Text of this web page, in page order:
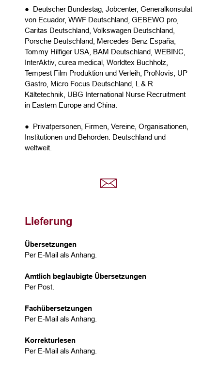
● Deutscher Bundestag, Jobcenter, Generalkonsulat
von Ecuador, WWF Deutschland, GEBEWO pro,
Caritas Deutschland, Volkswagen Deutschland,
Porsche Deutschland, Mercedes-Benz España,
Tommy Hilfiger USA, BAM Deutschland, WEBINC,
InterAktiv, curea medical, Worldtex Buchholz,
Tempest Film Produktion und Verleih, ProNovis, UP
Gastro, Micro Focus Deutschland, L & R
Kältetechnik, UBG International Nurse Recruitment
in Eastern Europe and China.
● Privatpersonen, Firmen, Vereine, Organisationen,
Institutionen und Behörden. Deutschland und
weltweit.
Lieferung
Übersetzungen
Per E-Mail als Anhang.
Amtlich beglaubigte Übersetzungen
Per Post.
Fachübersetzungen
Per E-Mail als Anhang.
Korrekturlesen
Per E-Mail als Anhang.